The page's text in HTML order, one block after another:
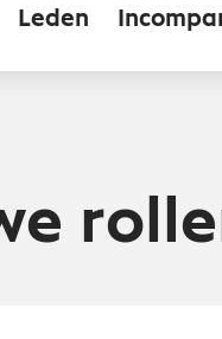
Leden